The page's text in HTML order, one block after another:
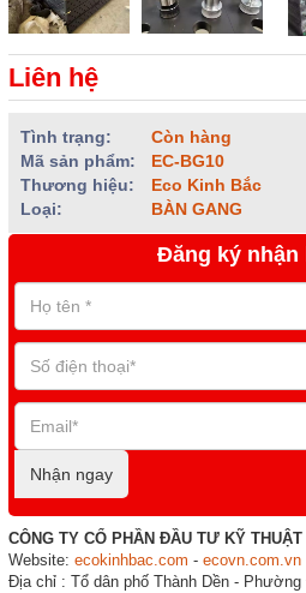
Liên hệ
Tình trạng:
Còn hàng
Mã sản phẩm:
EC-BG10
Thương hiệu:
Eco Kinh Bắc
Loại:
BÀN GANG
Đăng ký nhận
Nhận ngay
CÔNG TY CỔ PHẦN ĐẦU TƯ KỸ
Website: ecokinhbac.com - ecovn.com.vn
Địa chỉ : Tổ dân phố Thành Dền -